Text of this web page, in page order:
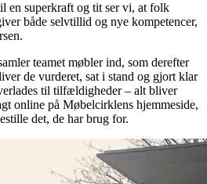
en superkraft og tit ser vi, at folk
både selvtillid og nye kompetencer,
teamet møbler ind, som derefter
de vurderet, sat i stand og gjort klar
til tilfældigheder – alt bliver
online på Møbelcirklens hjemmeside,
det, de har brug for.